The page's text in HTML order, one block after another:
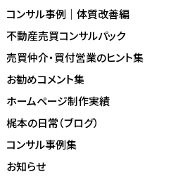
コンサル事例｜体質改善編
不動産売買コンサルパック
売買仲介・買付営業のヒント集
お勧めコメント集
ホームページ制作実績
梶本の日常（ブログ）
コンサル事例集
お知らせ